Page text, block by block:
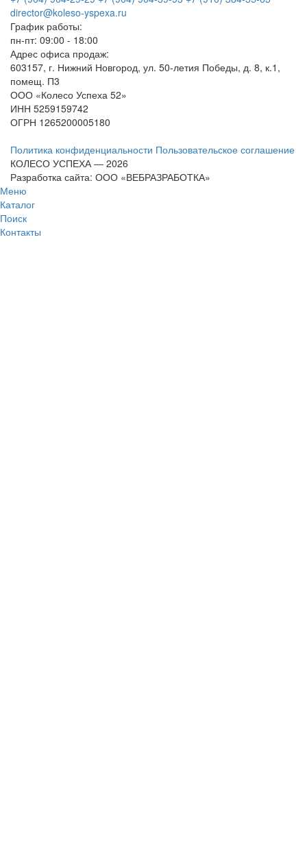
director@koleso-yspexa.ru
График работы:
пн-пт: 09:00 - 18:00
Адрес офиса продаж:
603157, г. Нижний Новгород, ул. 50-летия Победы, д. 8, к.1,
помещ. П3
ООО «Колесо Успеха 52»
ИНН 5259159742
ОГРН 1265200005180
Политика конфиденциальности Пользовательское соглашение
КОЛЕСО УСПЕХА ― 2026
Разработка сайта: ООО «ВЕБРАЗРАБОТКА»
Меню
Каталог
Поиск
Контакты